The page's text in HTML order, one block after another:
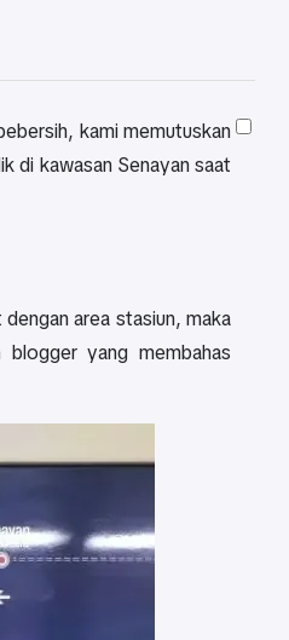
kami memutuskan
di kawasan Senayan saat
area stasiun, maka
yang membahas